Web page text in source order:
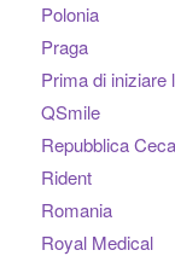
Polonia
Praga
Prima di iniziare
QSmile
Repubblica Ceca
Rident
Romania
Royal Medical